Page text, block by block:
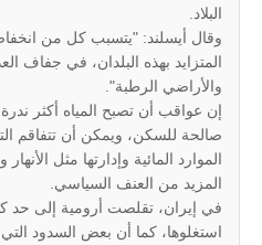
البلاد.
وقال أيسلند: "يتسبب كل من
المتزايد بهذه البلدان، في جفاف
والأراضي الرطبة".
إن عواقب أن تصبح المياه أكثر
صالحة للسكن، ويمكن أن تتفاقم
الموارد المائية وإدارتها مثل
المزيد من العنف السياسي.
في إيران، تقلصت أرومية إلى حد
استغلوها، كما أن بعض السدود